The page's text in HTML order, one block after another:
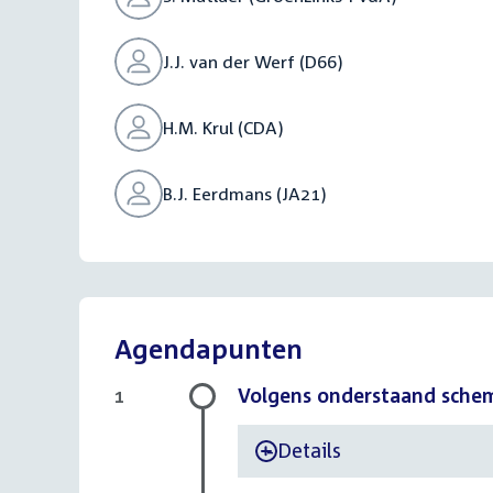
J.J. van der Werf (D66)
H.M. Krul (CDA)
B.J. Eerdmans (JA21)
Agendapunten
Volgens onderstaand
- Details
1